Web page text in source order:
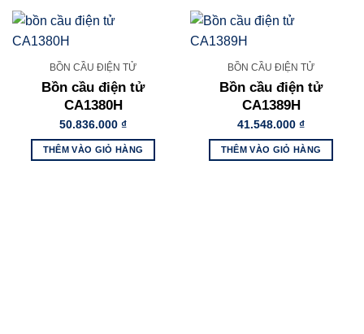
BỒN CẦU ĐIỆN TỬ
Bồn cầu điện tử
CA1380H
50.836.000 ₫
THÊM VÀO GIỎ HÀNG
BỒN CẦU ĐIỆN TỬ
Bồn cầu điện tử
CA1389H
41.548.000 ₫
THÊM VÀO GIỎ HÀNG